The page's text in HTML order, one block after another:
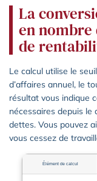
La
en
de
Le calcul utilise le
d’affaires annuel, le
résultat vous indique
nécessaires depuis le
dettes. Vous pouvez
vous cessez de
Élément de calcul